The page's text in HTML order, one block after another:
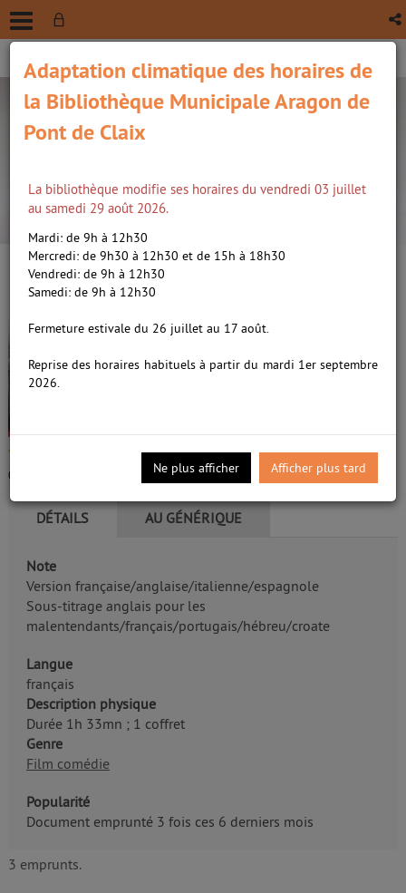
recherche avancée
/5
0
Truman show (The) /
Peter. Metteur en scène ou
Weir, Peter. Metteur en scène ou réalisateur
Edité parParamount. Paris- 1998
DÉTAILS AU GÉNÉRIQUE
Note
Version française/anglaise/italienne/espagnole
Sous-titrage anglais pour les
malentendants/français/portugais/hébreu/croate
Langue
français
Description physique
Durée 1h 33mn ; 1 coffret
Genre
Film comédie
Popularité
Document emprunté 3 fois ces 6 derniers mois
3 emprunts.
Adaptation climatique des horaires de
la Bibliothèque Municipale Aragon de
Pont de Claix
La bibliothèque modifie ses horaires du vendredi 03 juillet
au samedi 29 août 2026.
Mardi: de 9h à 12h30
Mercredi: de 9h30 à 12h30 et de 15h à 18h30
Vendredi: de 9h à 12h30
Samedi: de 9h à 12h30
Fermeture estivale du 26 juillet au 17 août.
Reprise des horaires habituels à partir du mardi 1er septembre
2026.
Ne plus afficher Afficher plus tard